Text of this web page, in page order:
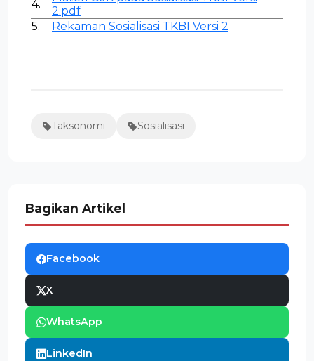
4.
2.pdf
5.
Rekaman Sosialisasi TKBI Versi 2
Taksonomi Sosialisasi
Bagikan Artikel
Facebook
X
WhatsApp
LinkedIn